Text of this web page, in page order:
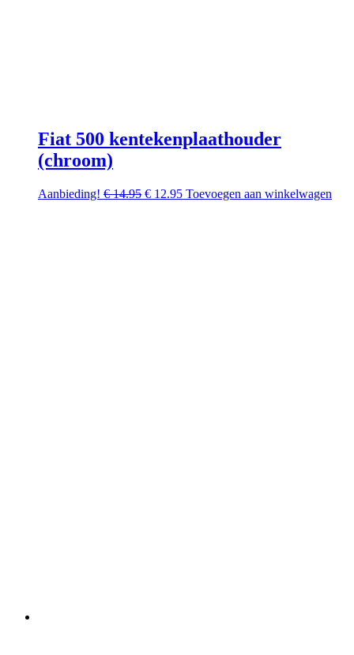
Fiat 500 kentekenplaathouder
(chroom)
Aanbieding! €14.95 Oorspronkelijke
€ 12.95Huidige
Toevoegen aan winkelwagen